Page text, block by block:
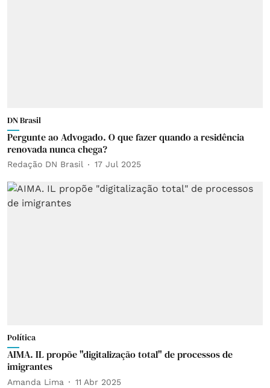
DN Brasil
Pergunte ao Advogado. O que fazer quando a residência
renovada nunca chega?
Redação DN Brasil 17 Jul 2025
Política
AIMA. IL propõe "digitalização total" de processos de
imigrantes
Amanda Lima 11 Abr 2025